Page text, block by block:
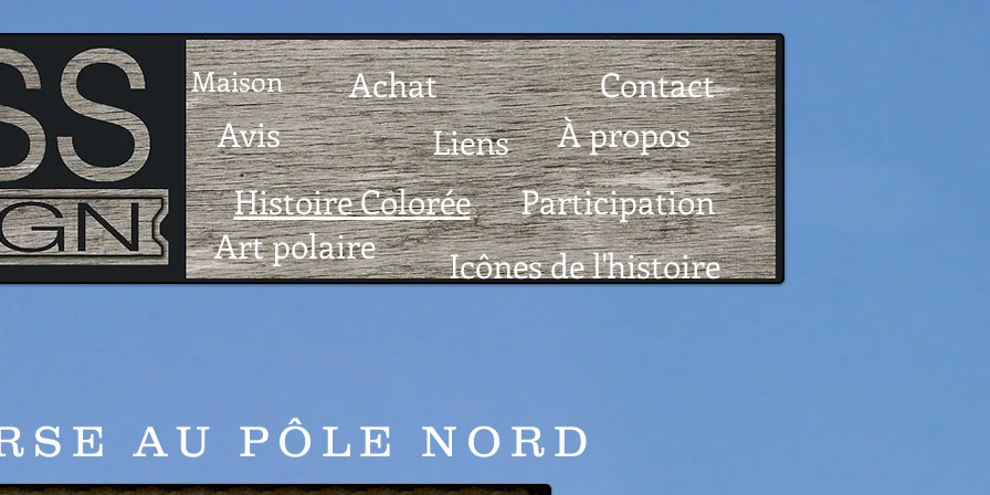
Avis À propos
Art polaire
Histoire Colorée
Participation
Icônes de l'histoire
Liens
Contact
Achat
Maison
AU PÔLE NORD